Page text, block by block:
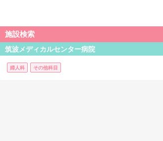
施設検索
筑波メディカルセンター病院
婦人科 その他科目